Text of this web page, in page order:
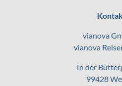
vianova
vianova
In der
99428